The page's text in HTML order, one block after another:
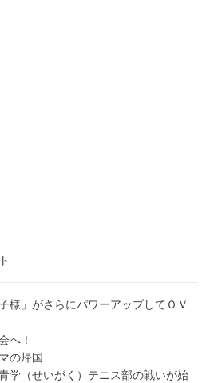
様」がさらにパワーアップしてＯＶ
へ！
の帰国
学（せいがく）テニス部の戦いが始